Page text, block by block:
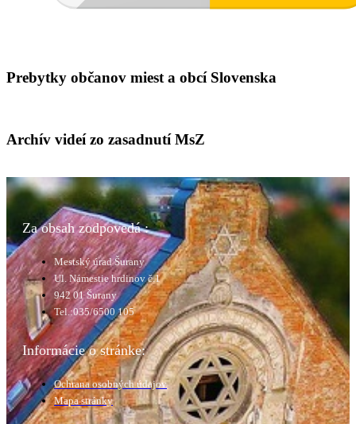
Prebytky občanov miest a obcí Slovenska
Archív videí zo zasadnutí MsZ
Za obsah zodpovedá :
Mestský úrad Šurany
Ul. Námestie hrdinov č.1
942 01 Šurany
Tel.:035/6500 105
Informácie o stránke:
Ochrana osobných údajov
Mapa stránky